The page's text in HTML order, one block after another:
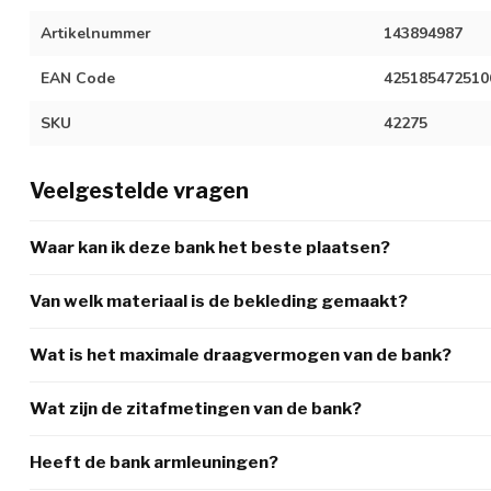
Artikelnummer 143894987
EAN Code
SKU 42275
Veelgestelde vragen
Waar kan ik deze bank het beste plaatsen?
Van welk materiaal is de bekleding gemaakt?
Wat is het maximale draagvermogen van de bank?
Wat zijn de zitafmetingen van de bank?
Heeft de bank armleuningen?